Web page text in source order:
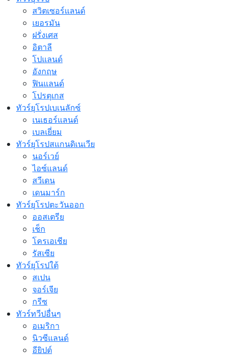
สวิตเซอร์แลนด์
เยอรมัน
ฝรั่งเศส
อิตาลี
โปแลนด์
อังกฤษ
ฟินแลนด์
โปรตุเกส
ทัวร์ยุโรปเบเนลักซ์
เนเธอร์แลนด์
เบลเยี่ยม
ทัวร์ยุโรปสแกนดิเนเวีย
นอร์เวย์
ไอซ์แลนด์
สวีเดน
เดนมาร์ก
ทัวร์ยุโรปตะวันออก
ออสเตรีย
เช็ก
โครเอเชีย
รัสเซีย
ทัวร์ยุโรปใต้
สเปน
จอร์เจีย
กรีซ
ทัวร์ทวีปอื่นๆ
อเมริกา
นิวซีแลนด์
อียิปต์